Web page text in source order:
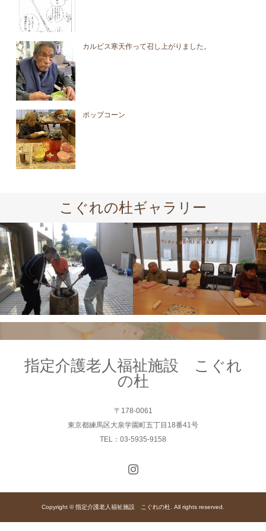
カルピス寒天作って召し上がりました。
ポップコーン
こぐれの杜ギャラリー
指定介護老人福祉施設 こぐれ
の杜
〒178-0061
東京都練馬区大泉学園町五丁目18番41号
TEL：03-5935-9158
Copyright © 指定介護老人福祉施設 こぐれの杜. All rights reserved.